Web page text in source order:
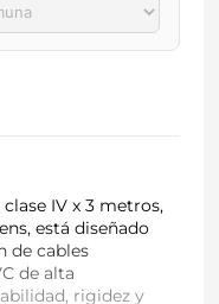
IV x 3 metros,
está diseñado
de cables
de alta
rigidez y